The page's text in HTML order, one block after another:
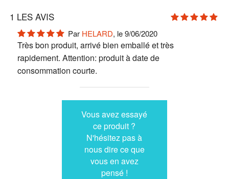
1 LES AVIS
Par HELARD, le 9/06/2020
Très bon produit, arrivé bien emballé et très
rapidement. Attention: produit à date de
consommation courte.
Vous avez essayé
ce produit ?
N'hésitez pas à
nous dire ce que
vous en avez
pensé !